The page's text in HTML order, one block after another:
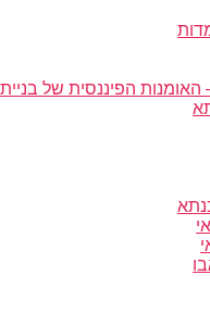
הפיננסית של